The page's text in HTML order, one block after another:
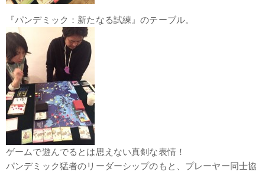
『パンデミック：新たなる試練』のテーブル。
ゲームで遊んでるとは思えない真剣な表情！
パンデミック猛者のリーダーシップのもと、プレーヤー同士協